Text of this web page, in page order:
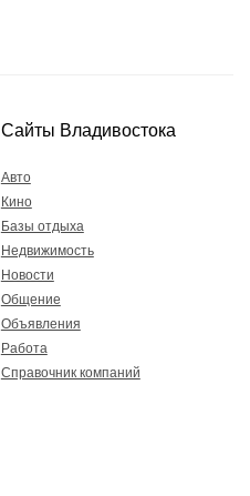
Сайты Владивостока
Авто
Кино
Базы отдыха
Недвижимость
Новости
Общение
Объявления
Работа
Справочник компаний